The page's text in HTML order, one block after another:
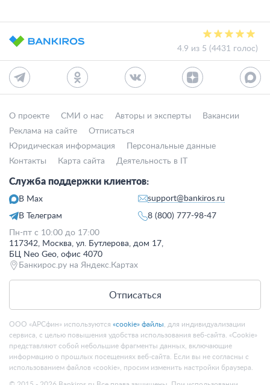
4.9 из 5 (4431 голос)
О проекте СМИ о нас Авторы и эксперты
Вакансии
Реклама на сайте
Отписаться
Юридическая информация
Персональные данные
Контакты
Карта сайта Деятельность в IT
Служба поддержки клиентов:
В Max
В Телеграм
support@bankiros.ru
8 (800) 777-98-47
Пн-пт с 10:00 до 17:00
117342, Москва, ул. Бутлерова, дом 17,
БЦ Neo Geo, офис 4070
Банкирос.ру на Яндекс.Картах
Отписаться
ООО «АРСфин» используются «cookie» файлы , для индивидуализации
сервиса, с целью повышения удобства использования веб-сайта. «Cookie»
представляют собой небольшие фрагменты данных, включающие
информацию о прошлых посещениях веб-сайта. Если вы не согласны с
использованием файлов «cookie», просим изменить настройки браузера.